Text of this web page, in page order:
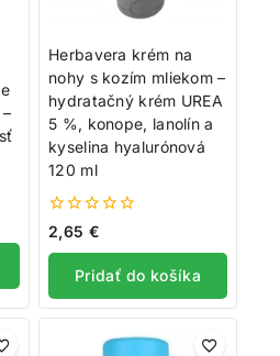
Herbavera krém na
nohy s kozím mliekom –
hydratačný krém UREA
5 %, konope, lanolín a
kyselina hyalurónová
120 ml
0
5
2,65 €
Pridať do košíka